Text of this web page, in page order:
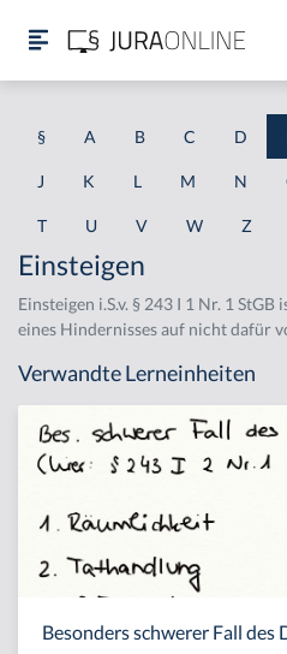
§ A B C D
J K L M N
T U V W Z
Einsteigen
Einsteigen i.S.v. § 243 I 1 Nr. 1
eines Hindernisses auf nicht dafür
Verwandte Lerneinheiten
Besonders schwerer Fall des